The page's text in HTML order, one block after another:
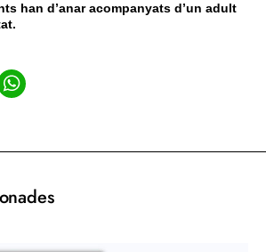
han d’anar acompanyats d’un adult